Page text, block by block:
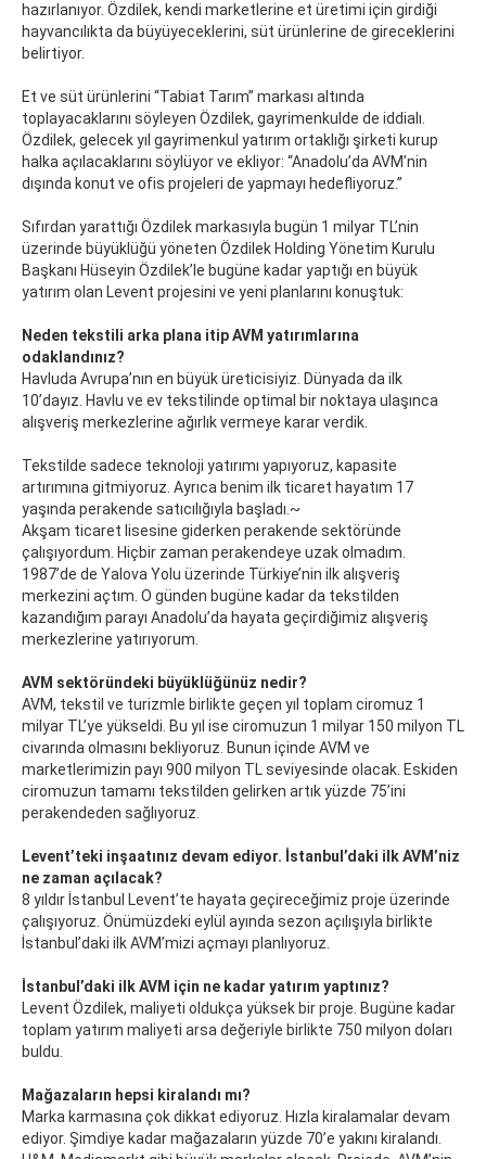
hazırlanıyor. Özdilek, kendi marketlerine et üretimi için girdiği
hayvancılıkta da büyüyeceklerini, süt ürünlerine de gireceklerini
belirtiyor.
Et ve süt ürünlerini “Tabiat Tarım” markası altında
toplayacaklarını söyleyen Özdilek, gayrimenkulde de iddialı.
Özdilek, gelecek yıl gayrimenkul yatırım ortaklığı şirketi kurup
halka açılacaklarını söylüyor ve ekliyor: “Anadolu’da AVM’nin
dışında konut ve ofis projeleri de yapmayı hedefliyoruz.”
Sıfırdan yarattığı Özdilek markasıyla bugün 1 milyar TL’nin
üzerinde büyüklüğü yöneten Özdilek Holding Yönetim Kurulu
Başkanı Hüseyin Özdilek’le bugüne kadar yaptığı en büyük
yatırım olan Levent projesini ve yeni planlarını konuştuk:
Neden tekstili arka plana itip AVM yatırımlarına
odaklandınız?
Havluda Avrupa’nın en büyük üreticisiyiz. Dünyada da ilk
10’dayız. Havlu ve ev tekstilinde optimal bir noktaya ulaşınca
alışveriş merkezlerine ağırlık vermeye karar verdik.
Tekstilde sadece teknoloji yatırımı yapıyoruz, kapasite
artırımına gitmiyoruz. Ayrıca benim ilk ticaret hayatım 17
yaşında perakende satıcılığıyla başladı.~
Akşam ticaret lisesine giderken perakende sektöründe
çalışıyordum. Hiçbir zaman perakendeye uzak olmadım.
1987’de de Yalova Yolu üzerinde Türkiye’nin ilk alışveriş
merkezini açtım. O günden bugüne kadar da tekstilden
kazandığım parayı Anadolu’da hayata geçirdiğimiz alışveriş
merkezlerine yatırıyorum.
AVM sektöründeki büyüklüğünüz nedir?
AVM, tekstil ve turizmle birlikte geçen yıl toplam ciromuz 1
milyar TL’ye yükseldi. Bu yıl ise ciromuzun 1 milyar 150 milyon TL
civarında olmasını bekliyoruz. Bunun içinde AVM ve
marketlerimizin payı 900 milyon TL seviyesinde olacak. Eskiden
ciromuzun tamamı tekstilden gelirken artık yüzde 75’ini
perakendeden sağlıyoruz.
Levent’teki inşaatınız devam ediyor. İstanbul’daki ilk AVM’niz
ne zaman açılacak?
8 yıldır İstanbul Levent’te hayata geçireceğimiz proje üzerinde
çalışıyoruz. Önümüzdeki eylül ayında sezon açılışıyla birlikte
İstanbul’daki ilk AVM’mizi açmayı planlıyoruz.
İstanbul’daki ilk AVM için ne kadar yatırım yaptınız?
Levent Özdilek, maliyeti oldukça yüksek bir proje. Bugüne kadar
toplam yatırım maliyeti arsa değeriyle birlikte 750 milyon doları
buldu.
Mağazaların hepsi kiralandı mı?
Marka karmasına çok dikkat ediyoruz. Hızla kiralamalar devam
ediyor. Şimdiye kadar mağazaların yüzde 70’e yakını kiralandı.